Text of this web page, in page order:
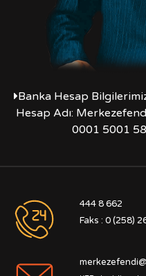
Banka Hesap
Hesap Adı:
0001 5001
444 8 662
Faks : 0 (258)